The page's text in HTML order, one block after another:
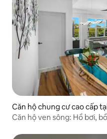
Căn hộ chung cư cao cấp
Căn hộ ven sông: Hồ bơi,